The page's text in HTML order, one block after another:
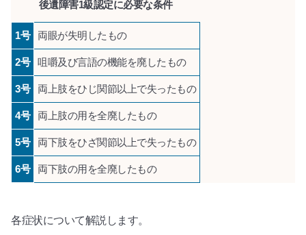
後遺障害1級認定に必要な条件
1号 両眼が失明したもの
2号 咀嚼及び言語の機能を廃したもの
3号 両上肢をひじ関節以上で失ったもの
4号 両上肢の用を全廃したもの
5号 両下肢をひざ関節以上で失ったもの
6号 両下肢の用を全廃したもの
各症状について解説します。